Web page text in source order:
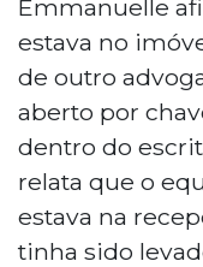
Emmanuelle
estava no
de outro
aberto por
dentro do
relata que o
estava na
tinha sido